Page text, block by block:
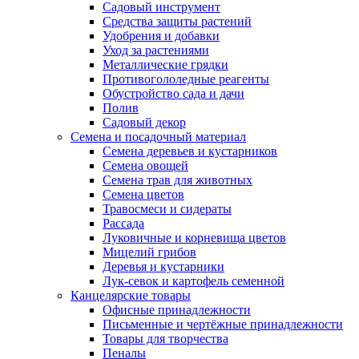
Садовый инструмент
Средства защиты растений
Удобрения и добавки
Уход за растениями
Металлические грядки
Противогололедные реагенты
Обустройство сада и дачи
Полив
Садовый декор
Семена и посадочный материал
Семена деревьев и кустарников
Семена овощей
Семена трав для животных
Семена цветов
Травосмеси и сидераты
Рассада
Луковичные и корневища цветов
Мицелий грибов
Деревья и кустарники
Лук-севок и картофель семенной
Канцелярские товары
Офисные принадлежности
Письменные и чертёжные принадлежности
Товары для творчества
Пеналы